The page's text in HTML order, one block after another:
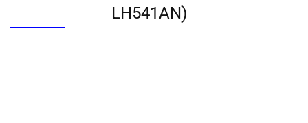
LH541AN)